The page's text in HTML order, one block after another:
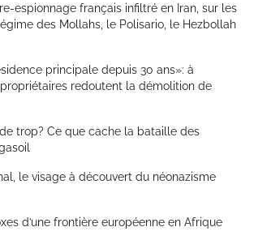
espionnage français infiltré en Iran, sur les
des Mollahs, le Polisario, le Hezbollah
principale depuis 30 ans»: à
propriétaires redoutent la démolition de
trop? Ce que cache la bataille des
le visage à découvert du néonazisme
d’une frontière européenne en Afrique